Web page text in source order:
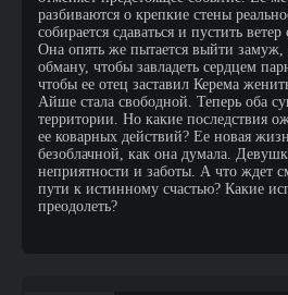
разбиваются о крепкие стены
собирается сдаваться и пустить
Она опять же пытается выйти замуж,
обману, чтобы завладеть сердцем
чтобы ее отец заставил Керема
Айше стала свободной. Теперь оба
территории. Но какие последствия
ее коварных действий? Ее новая
безоблачной, как она думала.
неприятности и заботы. А что ждет
пути к истинному счастью? Какие
преодолеть?